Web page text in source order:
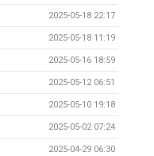
2025-05-18 22:17
2025-05-18 11:19
2025-05-16 18:59
2025-05-12 06:51
2025-05-10 19:18
2025-05-02 07:24
2025-04-29 06:30